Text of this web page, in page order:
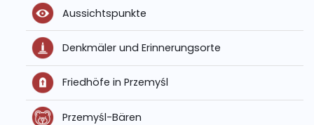
Aussichtspunkte
Denkmäler und Erinnerungsorte
Friedhöfe in Przemyśl
Przemyśl-Bären